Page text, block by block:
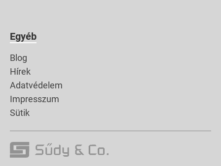
Egyéb
Blog
Hírek
Adatvédelem
Impresszum
Sütik